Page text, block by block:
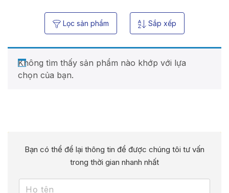
Lọc sản phẩm Sắp xếp
Không tìm thấy sản phẩm nào khớp với lựa
chọn của bạn.
Bạn có thể để lại thông tin để được chúng tôi tư vấn
trong thời gian nhanh nhất